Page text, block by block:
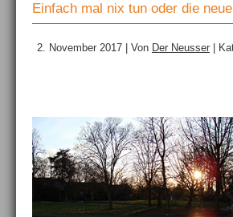
Einfach mal nix tun oder die
2. November 2017 | Von Der Neusser |